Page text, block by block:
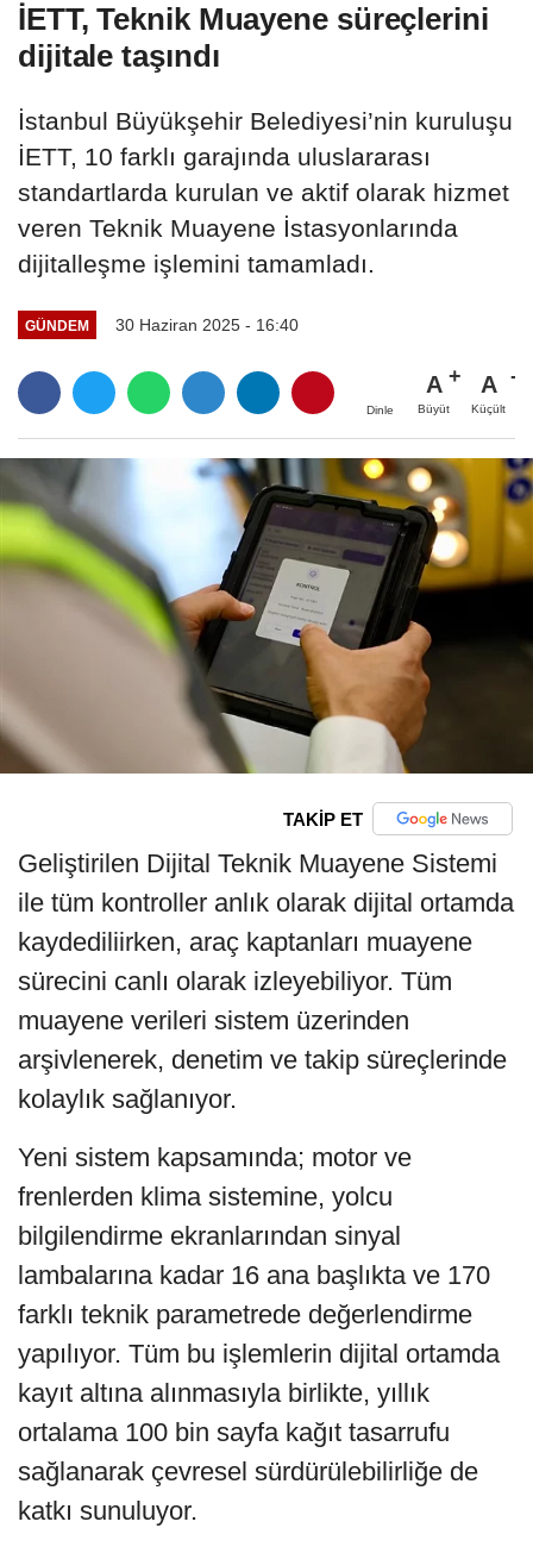
İETT, Teknik Muayene süreçlerini
dijitale taşındı
İstanbul Büyükşehir Belediyesi’nin kuruluşu
İETT, 10 farklı garajında uluslararası
standartlarda kurulan ve aktif olarak hizmet
veren Teknik Muayene İstasyonlarında
dijitalleşme işlemini tamamladı.
GÜNDEM 30 Haziran 2025 - 16:40
Dinle
A
Büyüt
A
Küçült
TAKİP ET
Geliştirilen Dijital Teknik Muayene Sistemi
ile tüm kontroller anlık olarak dijital ortamda
kaydediliirken, araç kaptanları muayene
sürecini canlı olarak izleyebiliyor. Tüm
muayene verileri sistem üzerinden
arşivlenerek, denetim ve takip süreçlerinde
kolaylık sağlanıyor.
Yeni sistem kapsamında; motor ve
frenlerden klima sistemine, yolcu
bilgilendirme ekranlarından sinyal
lambalarına kadar 16 ana başlıkta ve 170
farklı teknik parametrede değerlendirme
yapılıyor. Tüm bu işlemlerin dijital ortamda
kayıt altına alınmasıyla birlikte, yıllık
ortalama 100 bin sayfa kağıt tasarrufu
sağlanarak çevresel sürdürülebilirliğe de
katkı sunuluyor.